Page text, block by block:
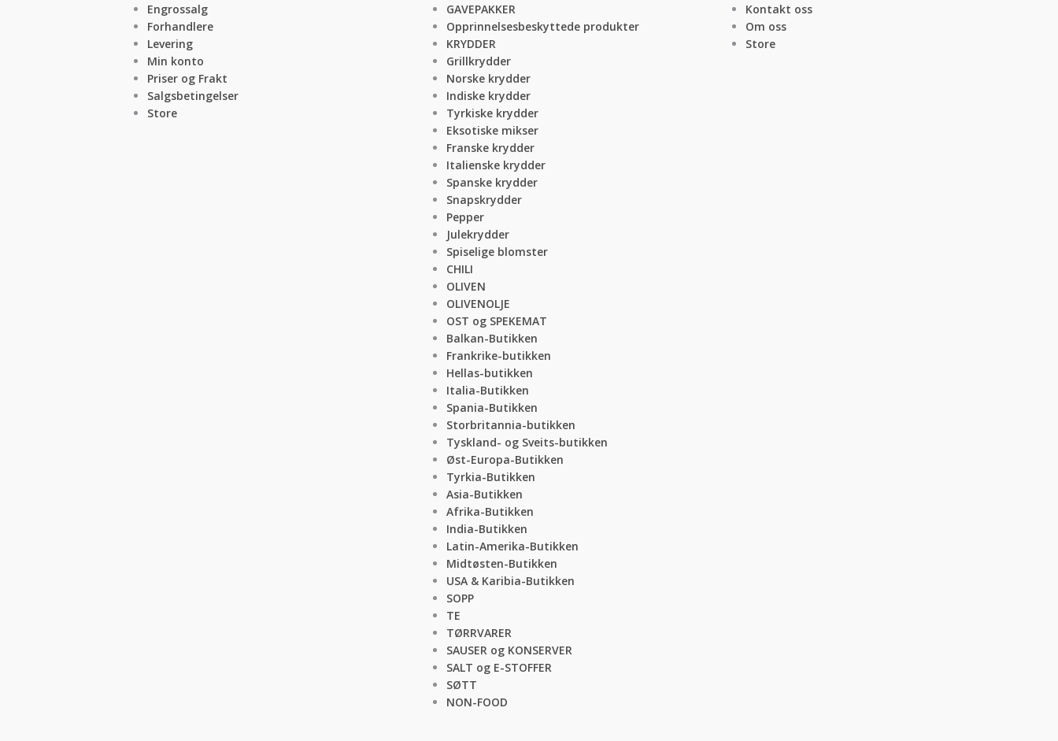
Engrossalg
Forhandlere
Levering
Min konto
Priser og Frakt
Salgsbetingelser
Store
GAVEPAKKER
Opprinnelsesbeskyttede produkter
KRYDDER
Grillkrydder
Norske krydder
Indiske krydder
Tyrkiske krydder
Eksotiske mikser
Franske krydder
Italienske krydder
Spanske krydder
Snapskrydder
Pepper
Julekrydder
Spiselige blomster
CHILI
OLIVEN
OLIVENOLJE
OST og SPEKEMAT
Balkan-Butikken
Frankrike-butikken
Hellas-butikken
Italia-Butikken
Spania-Butikken
Storbritannia-butikken
Tyskland- og Sveits-butikken
Øst-Europa-Butikken
Tyrkia-Butikken
Asia-Butikken
Afrika-Butikken
India-Butikken
Latin-Amerika-Butikken
Midtøsten-Butikken
USA & Karibia-Butikken
SOPP
TE
TØRRVARER
SAUSER og KONSERVER
SALT og E-STOFFER
SØTT
NON-FOOD
Kontakt oss
Om oss
Store